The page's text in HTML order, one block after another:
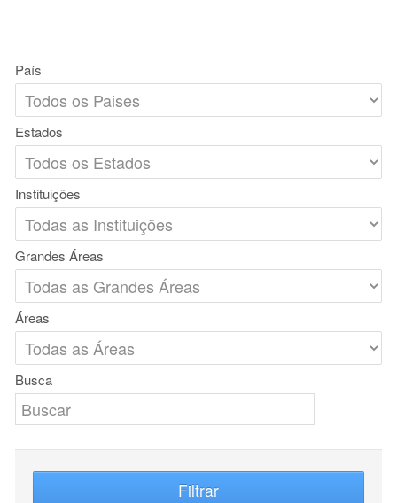
País
Estados
Instituições
Grandes Áreas
Áreas
Busca
Filtrar